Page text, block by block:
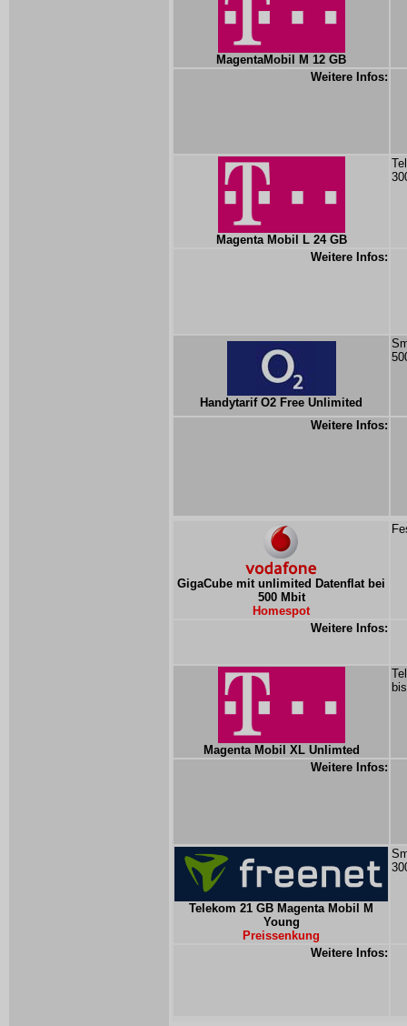
MagentaMobil M 12 GB
Weitere Infos:
Magenta Mobil L 24 GB
Weitere Infos:
Handytarif O2 Free Unlimited
Weitere Infos:
GigaCube mit unlimited Datenflat bei
500 Mbit
Homespot
Weitere Infos:
Magenta Mobil XL Unlimted
Weitere Infos:
Telekom 21 GB Magenta Mobil M
Young
Preissenkung
Weitere Infos: